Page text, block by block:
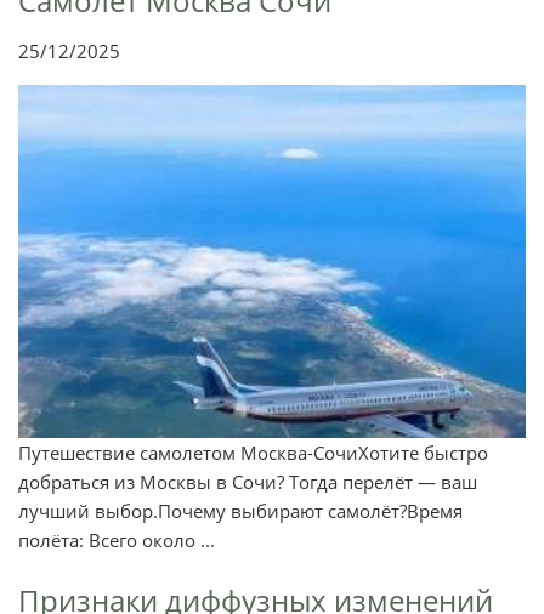
25/12/2025
Путешествие самолетом Москва-СочиХотите быстро
добраться из Москвы в Сочи? Тогда перелёт — ваш
лучший выбор.Почему выбирают самолёт?Время
полёта: Всего около ...
Признаки диффузных изменений